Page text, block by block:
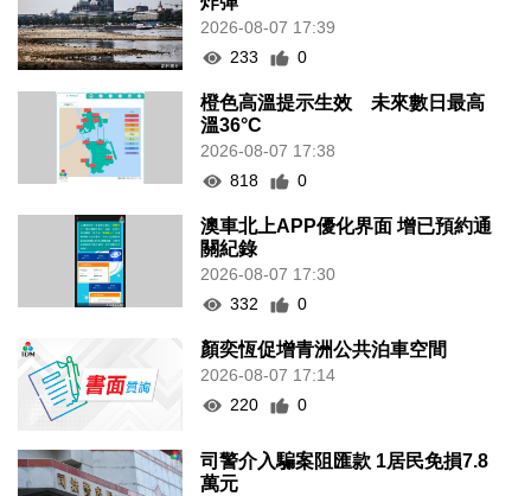
2026-08-07 17:39
233
0
橙色高溫提示生效 未來數日最高
溫36°C
2026-08-07 17:38
818
0
澳車北上APP優化界面 增已預約通
關紀錄
2026-08-07 17:30
332
0
顏奕恆促增青洲公共泊車空間
2026-08-07 17:14
220
0
司警介入騙案阻匯款 1居民免損7.8
萬元